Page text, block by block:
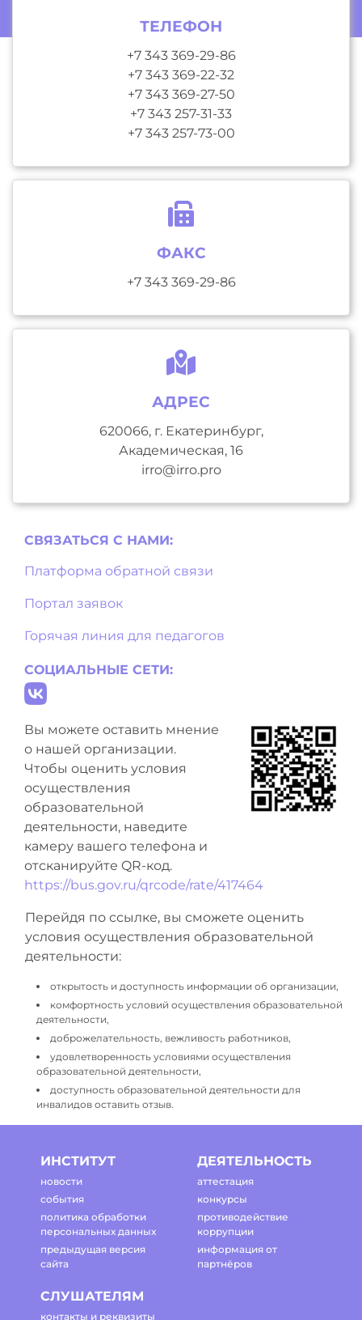
ТЕЛЕФОН
+7 343 369-29-86
+7 343 369-22-32
+7 343 369-27-50
+7 343 257-31-33
+7 343 257-73-00
ФАКС
+7 343 369-29-86
АДРЕС
620066, г. Екатеринбург,
Академическая, 16
irro@irro.pro
СВЯЗАТЬСЯ С НAМИ:
Платформа обратной связи
Портал заявок
Горячая линия для педагогов
СОЦИАЛЬНЫЕ СЕТИ:
Вы можете оставить мнение
о нашей организации.
Чтобы оценить условия
осуществления
образовательной
деятельности, наведите
камеру вашего телефона и
отсканируйте QR-код.
https://bus.gov.ru/qrcode/rate/417464
Перейдя по ссылке, вы сможете оценить
условия осуществления образовательной
деятельности:
открытость и доступность информации об организации,
комфортность условий осуществления образовательной
деятельности,
доброжелательность, вежливость работников,
удовлетворенность условиями осуществления
образовательной деятельности,
доступность образовательной деятельности для
инвалидов оставить отзыв.
ИНСТИТУТ
новости
события
политика обработки
персональных данных
предыдущая версия
сайта
ДЕЯТЕЛЬНОСТЬ
аттестация
конкурсы
противодействие
коррупции
информация от
партнёров
СЛУШАТЕЛЯМ
контакты и реквизиты